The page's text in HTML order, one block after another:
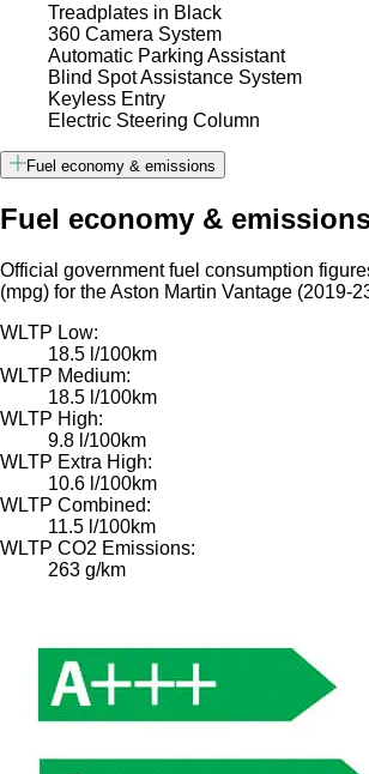
Treadplates in Black
360 Camera System
Automatic Parking Assistant
Blind Spot Assistance System
Keyless Entry
Electric Steering Column
Fuel economy & emissions
Fuel economy &
Official government fuel consumption
(mpg) for the Aston Martin Vantage (2019-
WLTP Low:
18.5 l/100km
WLTP Medium:
18.5 l/100km
WLTP High:
9.8 l/100km
WLTP Extra High:
10.6 l/100km
WLTP Combined:
11.5 l/100km
WLTP CO2 Emissions:
263 g/km